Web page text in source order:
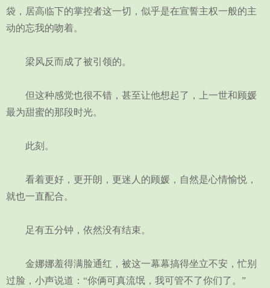
袋，居高临下的掌控者这一切，似乎是在宣誓主权一般的主
动的忘我的吻着。
梁风反而成了被引领的。
但这种感觉也很不错，甚至让他想起了，上一世和顾媛
最为甜蜜的那段时光。
此刻。
看着更好，更开朗，更迷人的顾媛，自然是心情愉悦，
就也一直配合。
足有五分钟，依然没有结束。
金娜娜羞得满脸通红，被这一幕幕搞得坐立不安，忙别
过脸，小声说道：“你俩可真流氓，我可管不了你们了。”